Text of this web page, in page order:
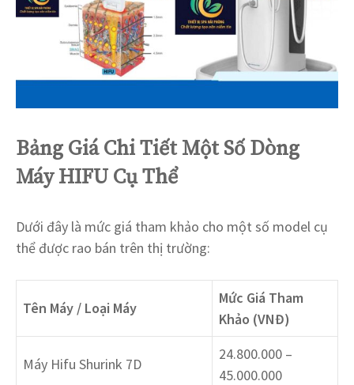
Bảng Giá Chi Tiết Một Số Dòng
Máy HIFU Cụ Thể
Dưới đây là mức giá tham khảo cho một số model cụ
thể được rao bán trên thị trường:
Tên Máy / Loại Máy
Mức Giá Tham
Khảo (VNĐ)
Máy Hifu Shurink 7D
24.800.000 –
45.000.000